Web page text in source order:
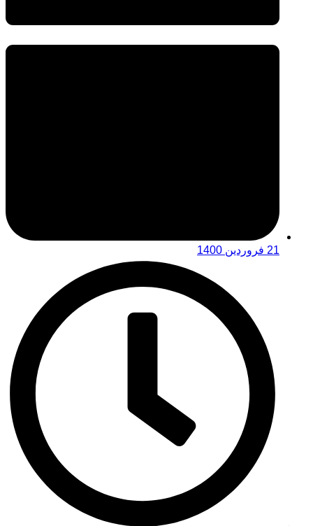
21 فروردین 1400